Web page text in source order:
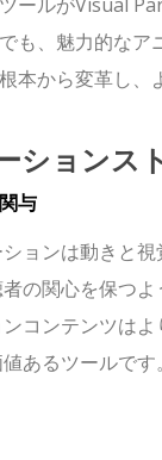
も、魅力的な
本から変革し、
ションス
与
ョンは動きと
者の関心を保つ
コンテンツは
あるツールです。